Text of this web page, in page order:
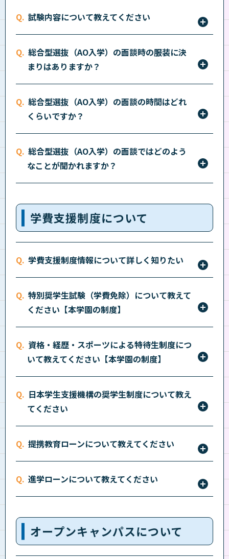
ださい。
試験内容について教えてください
せん。面接を行う場合があります。
総合型選抜（AO入学）の面談時の服装に決
まりはありますか？
総合型選抜（AO入学）の面談の時間はどれ
くらいですか？
総合型選抜（AO入学）の面談ではどのよう
なことが聞かれますか？
ません。
学費支援制度について
学費支援制度情報について詳しく知りたい
い。特別奨学生試験（学費免除）について教えて
ください【本学園の制度】
書類など、詳しくはこちらをご確認ください。
資格・経歴・スポーツによる特待生制度につ
いて教えてください【本学園の制度】
学費等を免除する制度です。詳しくは資格や経歴によ
る特待生制度・
をご確認くださ
い。
日本学生支援機構の奨学生制度について教え
てください
な優れた学生等が安心して学べるよう、「給付」また
は「貸与」する制度です。立志舎グループの全ての専
門学校23校は、高等教育の修学支援新制度対象校とし
こち
提携教育ローンについて教えてください
トによる分割払制度です。詳しくはこちら
をご確認く
ださい。
進学ローンについて教えてください
学金や授業料、住居費用などに幅広く利用できます。
詳しくはこちらをご確認ください。
オープンキャンパスについて